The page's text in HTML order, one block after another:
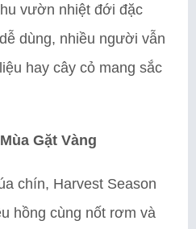
vườn nhiệt đới đặc
dùng, nhiều người vẫn
hay cây cỏ mang sắc
Gặt Vàng
chín, Harvest Season
hồng cùng nốt rơm và